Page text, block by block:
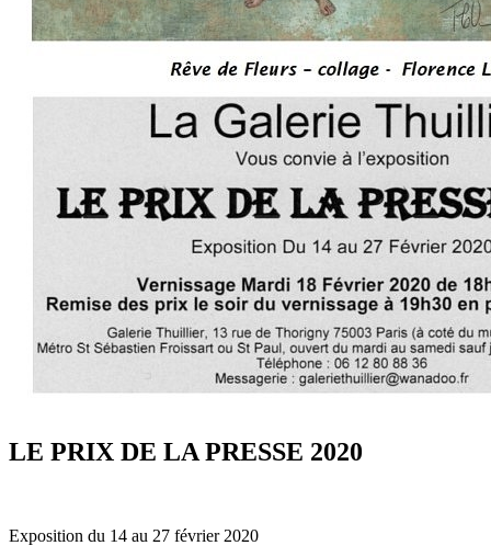
LE PRIX DE LA PRESSE 2020
Exposition du 14 au 27 février 2020